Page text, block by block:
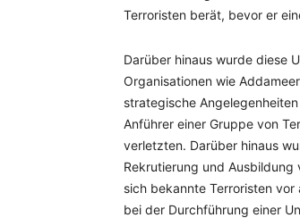
Terroristen berät, bevor er
Darüber hinaus wurde diese
Organisationen wie
strategische
Anführer einer Gruppe von
verletzten. Darüber hinaus
Rekrutierung und Ausbildung
sich bekannte Terroristen
bei der Durchführung einer